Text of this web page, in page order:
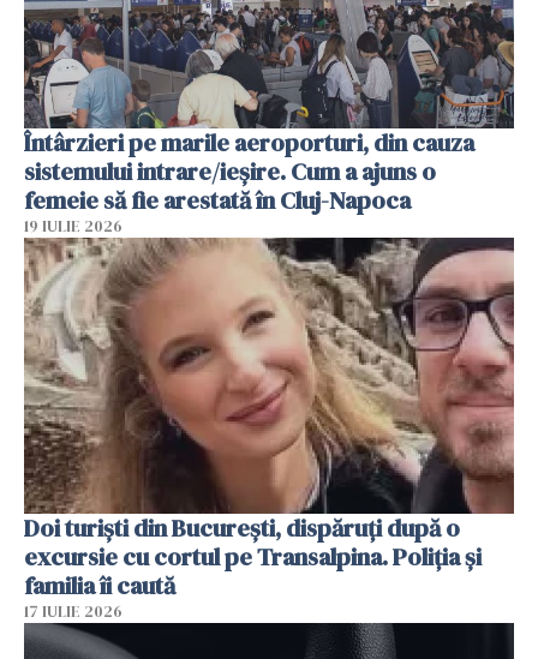
Întârzieri pe marile aeroporturi, din cauza
sistemului intrare/ieșire. Cum a ajuns o
femeie să fie arestată în Cluj-Napoca
19 IULIE 2026
Doi turiști din București, dispăruți după o
excursie cu cortul pe Transalpina. Poliția și
familia îi caută
17 IULIE 2026